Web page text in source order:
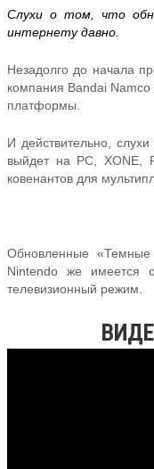
Слухи о том, что
интернету давно.
Незадолго до начала
компания Bandai
платформы.
И действительно,
выйдет на PC, XONE,
ковенантов для
Обновленные
Nintendo же имеется
телевизионный режим.